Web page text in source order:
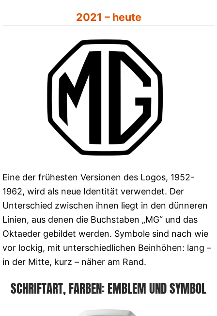
2021 – heute
Eine der frühesten Versionen des Logos, 1952-
1962, wird als neue Identität verwendet. Der
Unterschied zwischen ihnen liegt in den dünneren
Linien, aus denen die Buchstaben „MG“ und das
Oktaeder gebildet werden. Symbole sind nach wie
vor lockig, mit unterschiedlichen Beinhöhen: lang –
in der Mitte, kurz – näher am Rand.
SCHRIFTART, FARBEN: EMBLEM UND SYMBOL